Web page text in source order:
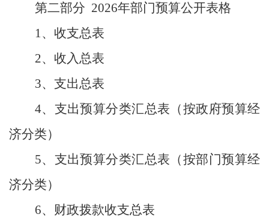
第二部分 2026年部门预算公开表格
1、收支总表
2、收入总表
3、支出总表
4、支出预算分类汇总表（按政府预算经
济分类）
5、支出预算分类汇总表（按部门预算经
济分类）
6、财政拨款收支总表